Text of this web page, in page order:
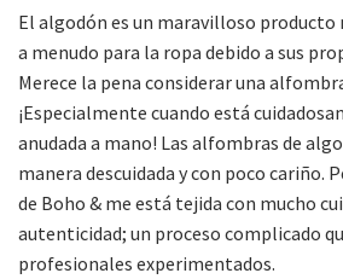
El algodón es un maravilloso producto
a menudo para la ropa debido a sus
Merece la pena considerar una
¡Especialmente cuando está
anudada a mano! Las alfombras de
manera descuidada y con poco cariño.
de Boho & me está tejida con mucho
autenticidad; un proceso complicado
profesionales experimentados.